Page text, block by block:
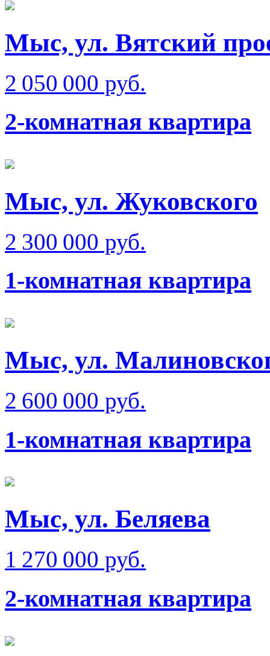
Мыс, ул. Вятский
2 050 000 руб.
2-комнатная квартира
Мыс, ул. Жуковского
2 300 000 руб.
1-комнатная квартира
Мыс, ул.
2 600 000 руб.
1-комнатная квартира
Мыс, ул. Беляева
1 270 000 руб.
2-комнатная квартира